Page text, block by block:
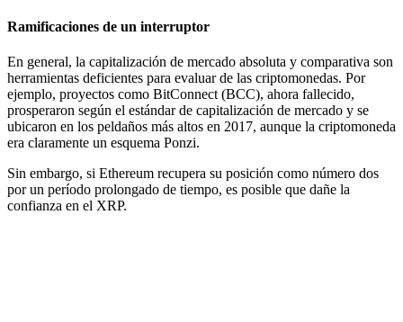
Ramificaciones de un interruptor
En general, la capitalización de mercado absoluta y comparativa son
herramientas deficientes para evaluar de las criptomonedas. Por
ejemplo, proyectos como BitConnect (BCC), ahora fallecido,
prosperaron según el estándar de capitalización de mercado y se
ubicaron en los peldaños más altos en 2017, aunque la criptomoneda
era claramente un esquema Ponzi.
Sin embargo, si Ethereum recupera su posición como número dos
por un período prolongado de tiempo, es posible que dañe la
confianza en el XRP.